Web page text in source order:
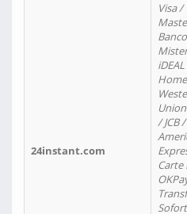
24instant.com
Visa /
/ JCB /
Carte